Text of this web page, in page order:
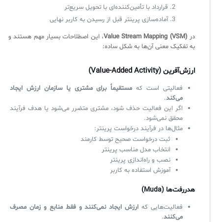
قرارداد با تأمین‌کننده‌ای با تحویل سریع‌تر
آماده‌سازی پرینتر قبل از رسیدن به کاربر نهایی
در Value Stream Mapping (VSM)، این اصطلاحات بسیار مهم هستند و
به تفکیک معنی آن‌ها به شکل ساده:
ارزش‌آفرین (Value-Added Activity)
فعالیتی است که مستقیماً برای مشتری یا سازمان ارزش ایجاد
می‌کند.
اگر این فعالیت حذف شود، مشتری متضرر می‌شود یا هدف فرآیند
محقق نمی‌شود.
مثال‌ها در فرآیند درخواست پرینتر:
ثبت درخواست صحیح توسط کارمند
انتخاب مدل مناسب پرینتر
نصب و راه‌اندازی پرینتر
آموزش استفاده به کاربر
هدررفت‌ها (Muda)
فعالیت‌هایی که ارزش ایجاد نمی‌کنند و فقط منابع و زمان مصرف
می‌کنند.